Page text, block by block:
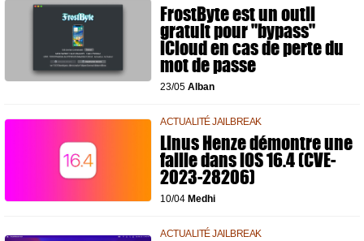
FrostByte est un outil
gratuit pour "bypass"
iCloud en cas de perte du
mot de passe
23/05 Alban
ACTUALITÉ JAILBREAK
Linus Henze démontre une
faille dans iOS 16.4 (CVE-
2023-28206)
10/04 Medhi
ACTUALITÉ JAILBREAK